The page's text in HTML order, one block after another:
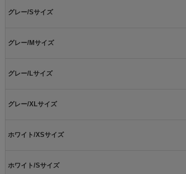
グレー/Sサイズ
グレー/Mサイズ
グレー/Lサイズ
グレー/XLサイズ
ホワイト/XSサイズ
ホワイト/Sサイズ